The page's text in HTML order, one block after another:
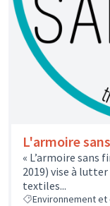
L'armoire
« L’armoire sans
2019) vise à
textiles...
Environnement